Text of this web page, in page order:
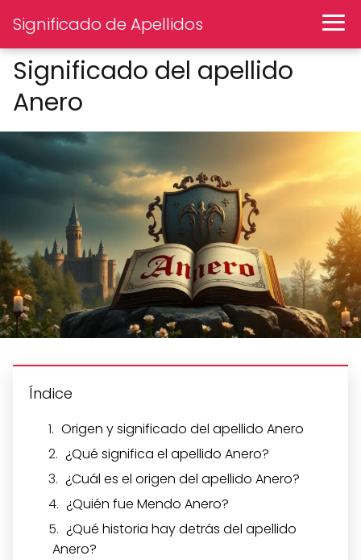
Significado de Apellidos
Significado del apellido
Anero
Índice
Origen y significado del apellido Anero
¿Qué significa el apellido Anero?
¿Cuál es el origen del apellido Anero?
¿Quién fue Mendo Anero?
¿Qué historia hay detrás del apellido
Anero?